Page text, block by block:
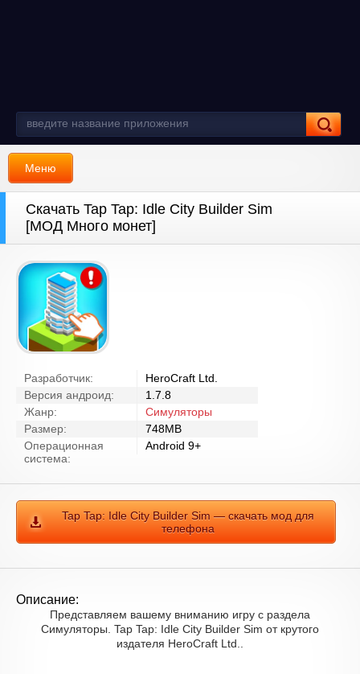
Меню
Скачать Tap Tap: Idle City Builder Sim
[МОД Много монет]
Разработчик:
HeroCraft Ltd.
Версия андроид:
1.7.8
Жанр:
Симуляторы
Размер:
748MB
Операционная
система:
Android 9+
Tap Tap: Idle City Builder Sim — скачать мод для
телефона
Описание:
Представляем вашему вниманию игру с раздела
Симуляторы. Tap Tap: Idle City Builder Sim от крутого
издателя HeroCraft Ltd..